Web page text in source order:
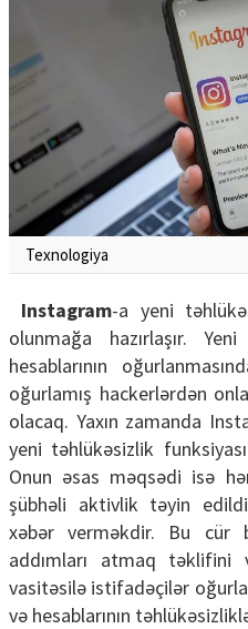
Texnologiya
Instagram-a yeni
olunmağa hazırlaşır.
hesablarının
oğurlamış hackerlərdən
olacaq. Yaxın zamanda
yeni təhlükəsizlik
Onun əsas məqsədi isə
şübhəli aktivlik təyin
xəbər verməkdir. Bu cür
addımları atmaq təklifini
vasitəsilə istifadəçilər
və hesablarının